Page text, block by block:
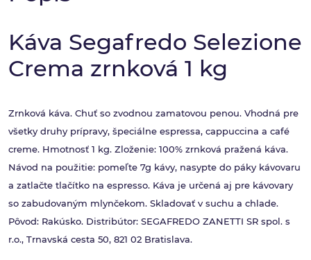
Káva Segafredo Selezione
Crema zrnková 1 kg
Zrnková káva. Chuť so zvodnou zamatovou penou. Vhodná pre
všetky druhy prípravy, špeciálne espressa, cappuccina a café
creme. Hmotnosť 1 kg. Zloženie: 100% zrnková pražená káva.
Návod na použitie: pomeľte 7g kávy, nasypte do páky kávovaru
a zatlačte tlačítko na espresso. Káva je určená aj pre kávovary
so zabudovaným mlynčekom. Skladovať v suchu a chlade.
Pôvod: Rakúsko. Distribútor: SEGAFREDO ZANETTI SR spol. s
r.o., Trnavská cesta 50, 821 02 Bratislava.